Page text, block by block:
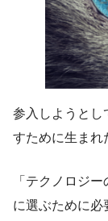
参入しようとし
すために生まれ
「テクノロジ
に選ぶために必